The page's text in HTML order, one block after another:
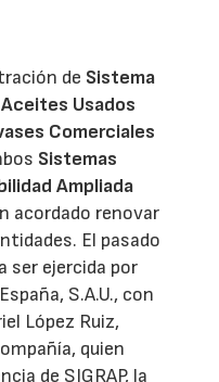
de Sistema
Usados
Comerciales
Sistemas
Ampliada
acordado renovar
El pasado
ser ejercida por
S.A.U., con
López Ruiz,
quien
de SIGRAP, la